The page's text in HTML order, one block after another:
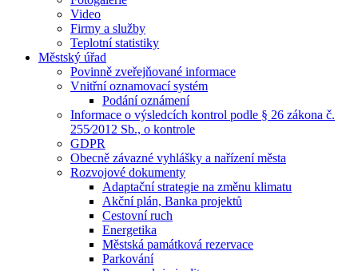
Video
Firmy a služby
Teplotní statistiky
Městský úřad
Povinně zveřejňované informace
Vnitřní oznamovací systém
Podání oznámení
Informace o výsledcích kontrol podle § 26 zákona č.
255⁄2012 Sb., o kontrole
GDPR
Obecně závazné vyhlášky a nařízení města
Rozvojové dokumenty
Adaptační strategie na změnu klimatu
Akční plán, Banka projektů
Cestovní ruch
Energetika
Městská památková rezervace
Parkování